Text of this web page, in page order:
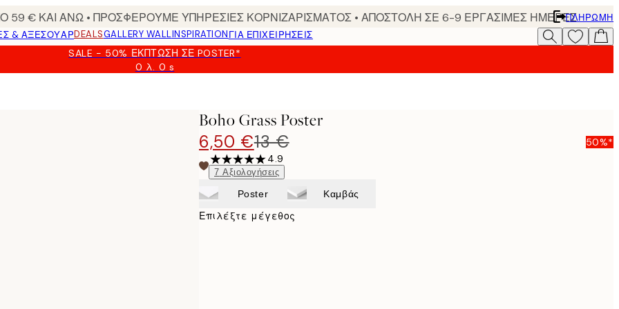
€ ΚΑΙ ΑΝΩ • ΠΡΟΣΦΕΡΟΥΜΕ ΥΠΗΡΕΣΙΕΣ ΚΟΡΝΙΖΑΡΙΣΜΑΤΟΣ • ΑΠΟΣΤΟΛΗ ΣΕ 6-9 ΕΡΓΑΣΙΜΕΣ ΗΜΕΡΕΣΠΛΗΡΩΜΉ
& ΑΞΕΣΟΥΆΡDEALSGALLERY WALLINSPIRATIONΓΙΑ ΕΠΙΧΕΙΡΗΣΕΙΣ
SALE - 50% ΈΚΠΤΩΣΗ ΣΕ POSTER*
0 λ. 0 s
Ισχύει
Boho Grass Poster
6,50 €13 €
50%*
4.9
7 Αξιολογήσεις
Poster Καμβάς
Επιλέξτε μέγεθος